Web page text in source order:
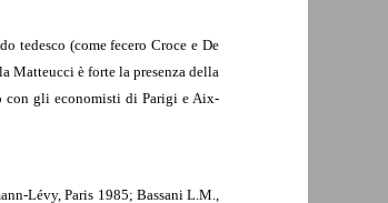
tedesco (come fecero Croce e De
Matteucci è forte la presenza della
con gli economisti di Parigi e Aix-
Lévy, Paris 1985; Bassani L.M.,